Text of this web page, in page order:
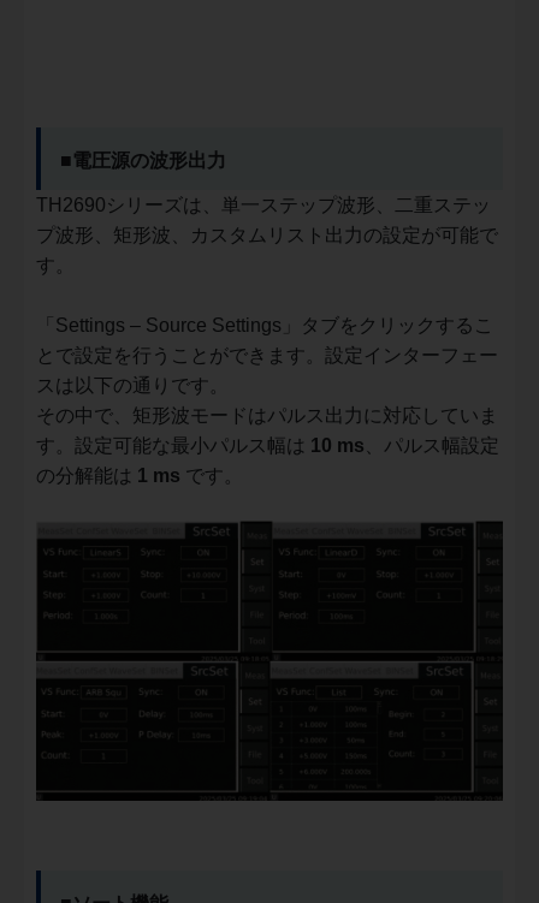
■電圧源の波形出力
TH2690シリーズは、単一ステップ波形、二重ステッ
プ波形、矩形波、カスタムリスト出力の設定が可能で
す。
「Settings – Source Settings」タブをクリックするこ
とで設定を行うことができます。設定インターフェー
スは以下の通りです。
その中で、矩形波モードはパルス出力に対応していま
す。設定可能な最小パルス幅は 10 ms 、パルス幅設定
の分解能は 1 ms です。